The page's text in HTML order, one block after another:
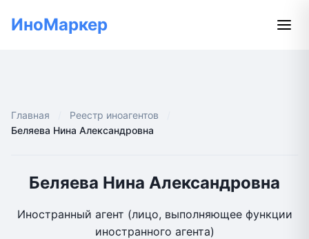
ИноМаркер
Главная
Реестр иноагентов
Беляева Нина Александровна
Беляева Нина Александровна
Иностранный агент (лицо, выполняющее функции
иностранного агента)